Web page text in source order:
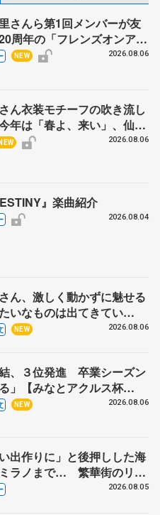
さんら第1回メンバーが友
周年の「フレンズオンアイ
賢二さん、有川梨絵さん、
NEW 2026.08.06
ん衣装モチーフの吹き流し
年は「春よ、来い」、仙台
NEW 2026.08.06
』楽曲紹介
2026.08.04
ん、激しく動かずに魅せる
いなものは出てきてい
兄さん〟と慕うレジェンド
NEW 2026.08.06
、３位発進 卒業シーズン
」【みなとアクルス杯
NEW 2026.08.06
出作りに」と後押しした海
ラノまで… 繁華街のリン
のお兄さんも味方に 小林
2026.08.05